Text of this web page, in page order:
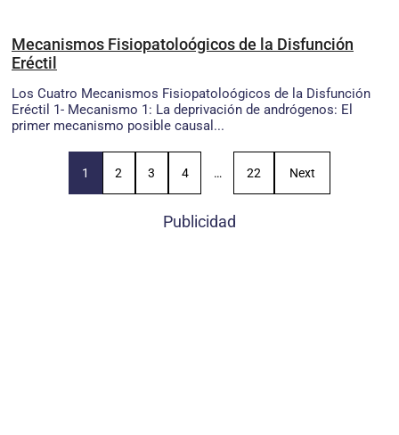
Mecanismos Fisiopatoloógicos de la Disfunción
Eréctil
Los Cuatro Mecanismos Fisiopatoloógicos de la Disfunción
Eréctil 1- Mecanismo 1: La deprivación de andrógenos: El
primer mecanismo posible causal...
1 2 3 4 … 22 Next
Publicidad